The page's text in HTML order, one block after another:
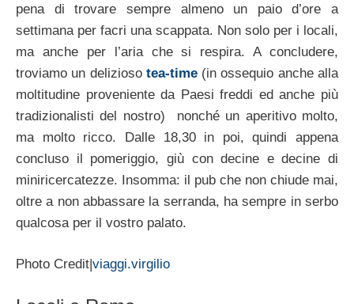
pena di trovare sempre almeno un paio d’ore a
settimana per facri una scappata. Non solo per i locali,
ma anche per l’aria che si respira. A concludere,
troviamo un delizioso tea-time(in ossequio anche alla
moltitudine proveniente da Paesi freddi ed anche più
tradizionalisti del nostro) nonché un aperitivo molto,
ma molto ricco. Dalle 18,30 in poi, quindi appena
concluso il pomeriggio, giù con decine e decine di
miniricercatezze. Insomma: il pub che non chiude mai,
oltre a non abbassare la serranda, ha sempre in serbo
qualcosa per il vostro palato.
Photo Credit|viaggi.virgilio